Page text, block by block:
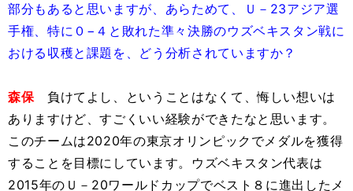
部分もあると思いますが、あらためて、Ｕ－23アジア選
手権、特に０−４と敗れた準々決勝のウズベキスタン戦に
おける収穫と課題を、どう分析されていますか？
森保負けてよし、ということはなくて、悔しい想いは
ありますけど、すごくいい経験ができたなと思います。
このチームは2020年の東京オリンピックでメダルを獲得
することを目標にしています。ウズベキスタン代表は
2015年のＵ－20ワールドカップでベスト８に進出したメ